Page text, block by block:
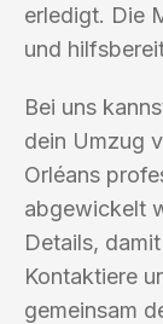
erledigt. Die
und
Bei uns
dein Umzug
Orléans
abgewickelt
Details,
Kontaktiere
gemeinsam